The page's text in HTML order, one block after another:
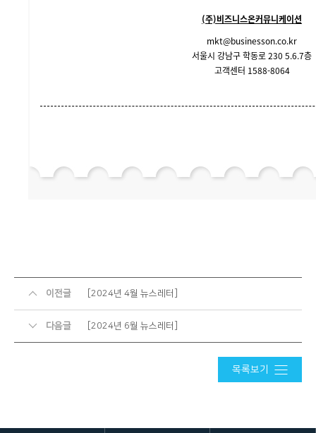
(주)비즈니스온커뮤니케이션
mkt@businesson.co.kr
서울시 강남구 학동로 230 5.6.7층
고객센터 1588-8064
이전글 [2024년 4월 뉴스레터]
다음글 [2024년 6월 뉴스레터]
목록보기